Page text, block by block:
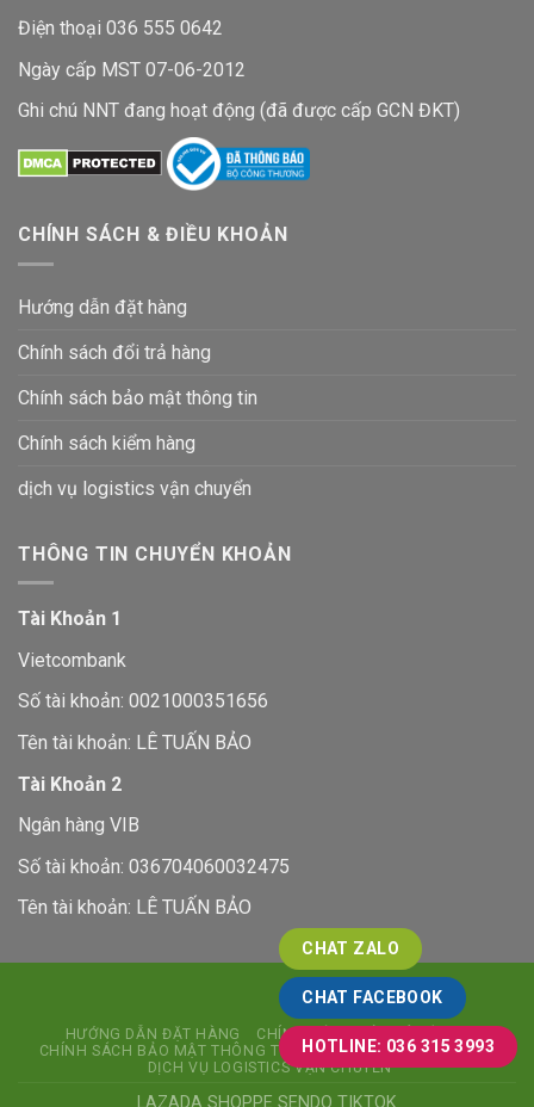
Điện thoại 036 555 0642
Ngày cấp MST 07-06-2012
Ghi chú NNT đang hoạt động (đã được cấp GCN ĐKT)
CHÍNH SÁCH & ĐIỀU KHOẢN
Hướng dẫn đặt hàng
Chính sách đổi trả hàng
Chính sách bảo mật thông tin
Chính sách kiểm hàng
dịch vụ logistics vận chuyển
THÔNG TIN CHUYỂN KHOẢN
Tài Khoản 1
Vietcombank
Số tài khoản: 0021000351656
Tên tài khoản: LÊ TUẤN BẢO
Tài Khoản 2
Ngân hàng VIB
Số tài khoản: 036704060032475
Tên tài khoản: LÊ TUẤN BẢO
CHAT ZALO
CHAT FACEBOOK
HOTLINE: 036 315 3993
HƯỚNG DẪN ĐẶT HÀNG
CHÍNH SÁCH ĐỔI TRẢ HÀNG
CHÍNH SÁCH BẢO MẬT THÔNG TIN
CHÍNH SÁCH KIỂM HÀNG
DỊCH VỤ LOGISTICS VẬN CHUYỂN
LAZADA SHOPPE SENDO TIKTOK